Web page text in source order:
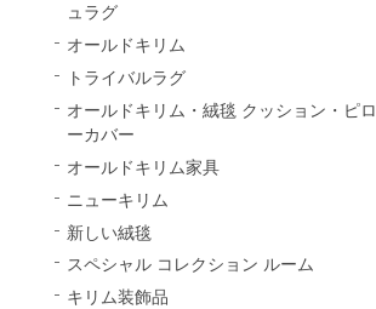
ュラグ
オールドキリム
トライバルラグ
オールドキリム・絨毯 クッション・ピロ
ーカバー
オールドキリム家具
ニューキリム
新しい絨毯
スペシャル コレクション ルーム
キリム装飾品